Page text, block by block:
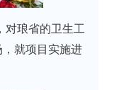
对琅省的卫生工
就项目实施进